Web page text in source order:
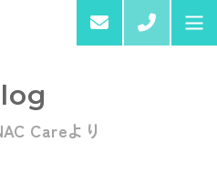
03-
Careより